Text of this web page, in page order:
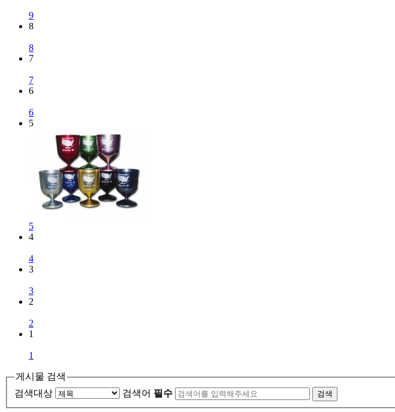
9
8
8
7
7
6
6
5
5
4
4
3
3
2
2
1
1
게시물 검색
검색대상
검색어 필수